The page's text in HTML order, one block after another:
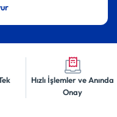
Hızlı İşlemler ve Anında
Onay